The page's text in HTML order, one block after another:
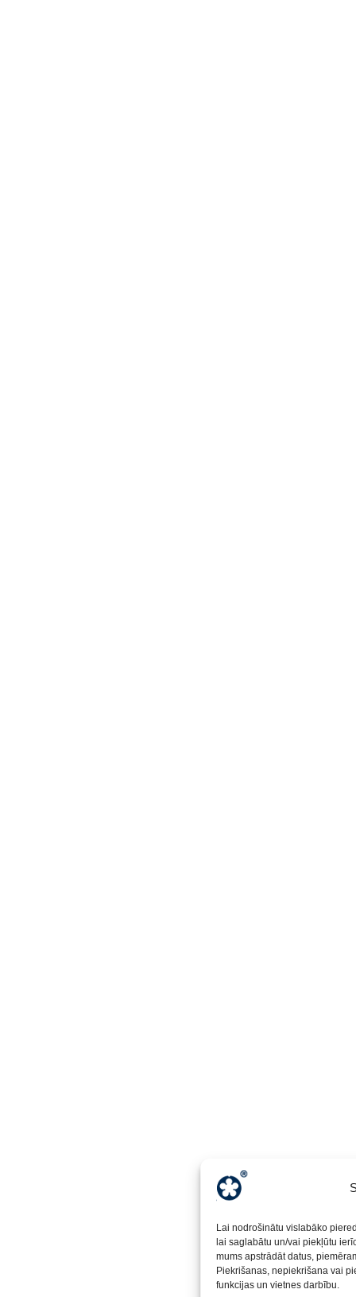
Lai nodrošinātu vislabāko
lai saglabātu un/vai piekļūtu
mums apstrādāt datus,
Piekrišanas, nepiekrišana vai
funkcijas un vietnes darbību.